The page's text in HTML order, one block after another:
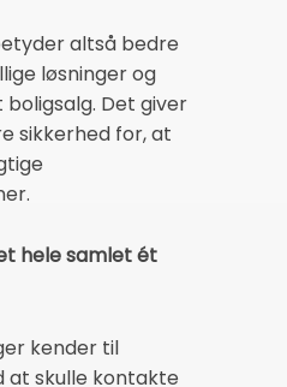
altså bedre
løsninger og
Det giver
sikkerhed for, at
hele samlet ét
kender til
at skulle kontakte